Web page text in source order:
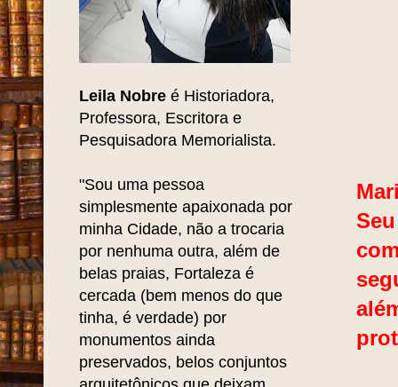
Leila Nobre é Historiadora,
Professora, Escritora e
Pesquisadora Memorialista.
"Sou uma pessoa
simplesmente apaixonada por
minha Cidade, não a trocaria
por nenhuma outra, além de
belas praias, Fortaleza é
cercada (bem menos do que
tinha, é verdade) por
monumentos ainda
preservados, belos conjuntos